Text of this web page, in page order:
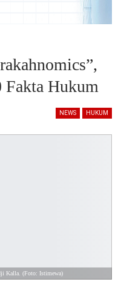
Hukum
NEWS HUKUM
Kalla. (Foto: Istimewa)